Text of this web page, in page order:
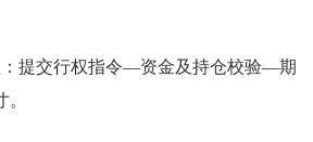
提交行权指令—资金及持仓校验—期